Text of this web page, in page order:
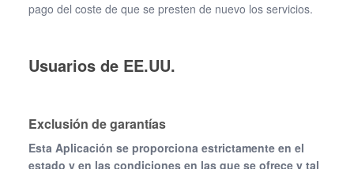
pago del coste de que se presten de nuevo los servicios.
Usuarios de EE.UU.
Exclusión de garantías
Esta Aplicación se proporciona estrictamente en el
estado y en las condiciones en las que se ofrece y tal